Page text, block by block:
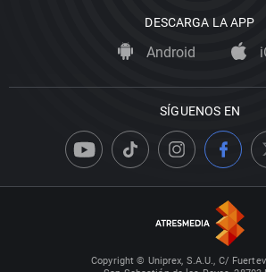
DESCARGA LA APP
Android
SÍGUENOS EN
Copyright © Uniprex, S.A.U., C/